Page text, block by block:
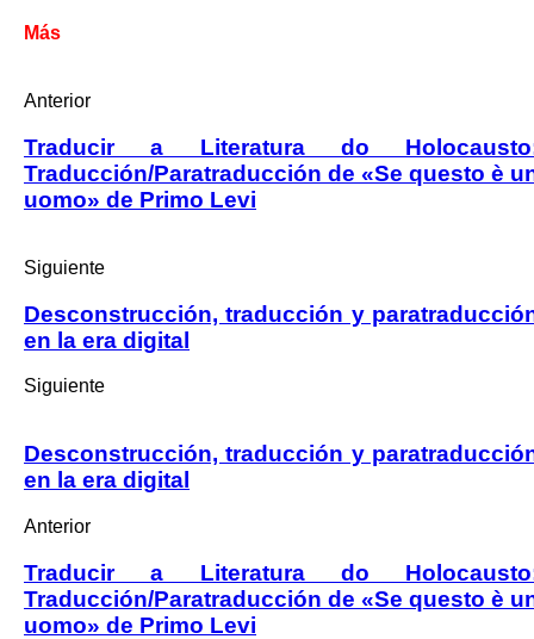
Más
Anterior
Traducir a Literatura do
Traducción/Paratraducción de «Se questo è
uomo» de Primo Levi
Siguiente
Desconstrucción, traducción y
en la era digital
Siguiente
Desconstrucción, traducción y
en la era digital
Anterior
Traducir a Literatura do
Traducción/Paratraducción de «Se questo è
uomo» de Primo Levi